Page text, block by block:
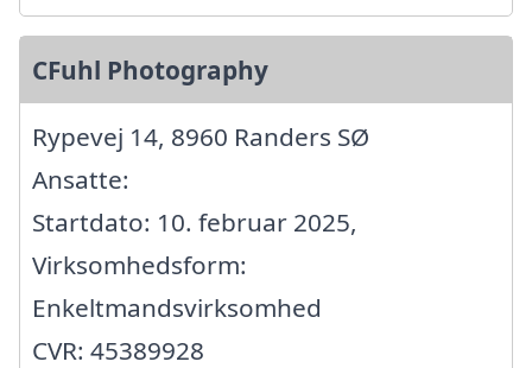
CFuhl Photography
Rypevej 14, 8960 Randers SØ
Ansatte:
Startdato: 10. februar 2025,
Virksomhedsform:
Enkeltmandsvirksomhed
CVR: 45389928